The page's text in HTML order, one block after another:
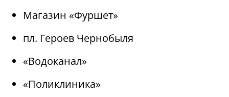
Магазин «Фуршет»
пл. Героев Чернобыля
«Водоканал»
«Поликлиника»